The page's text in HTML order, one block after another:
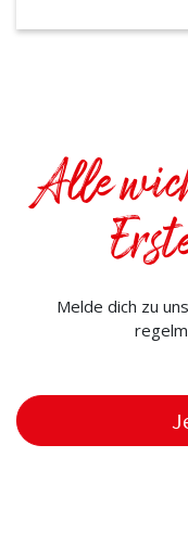
Alle
Melde dich zu